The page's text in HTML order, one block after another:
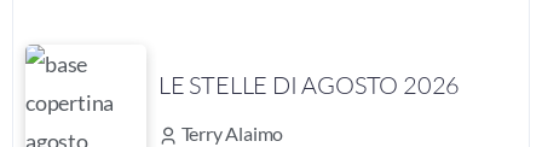
LE STELLE DI AGOSTO 2026
Terry Alaimo